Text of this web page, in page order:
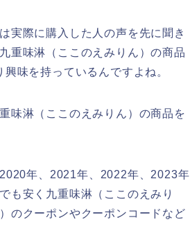
実際に購入した人の声を先に聞き
重味淋（ここのえみりん）の商品
味を持っているんですよね。
味淋（ここのえみりん）の商品を
年、2021年、2022年、2023年
も安く九重味淋（ここのえみり
のクーポンやクーポンコードなど